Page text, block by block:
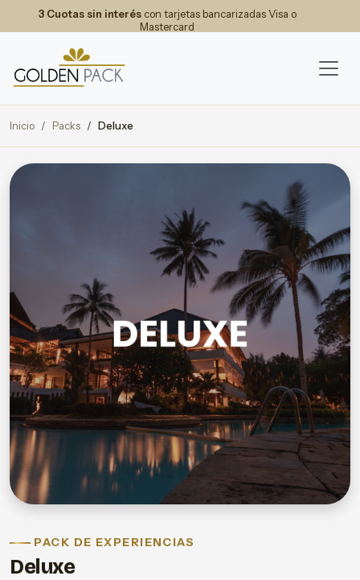
3 Cuotas sin interéscon tarjetas bancarizadas Visa o
Mastercard
Inicio Packs Deluxe
PACK DE EXPERIENCIAS
Deluxe